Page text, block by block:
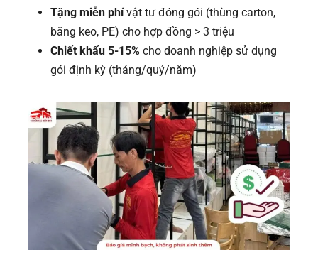
Tặng miễn phívật tư đóng gói (thùng carton,
băng keo, PE) cho hợp đồng > 3 triệu
Chiết khấu 5-15% cho doanh nghiệp sử dụng
gói định kỳ (tháng/quý/năm)